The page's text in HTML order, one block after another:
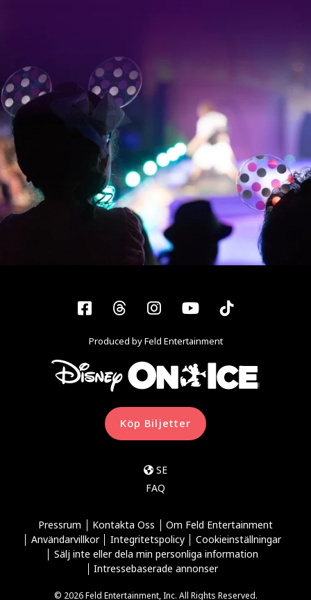
Facebook
ThreadsInstagram
YouTubeTiktok
Produced by Feld Entertainment
Köp Biljetter
SE
FAQ
Pressrum Kontakta Oss
Om Feld Entertainment
Användarvillkor
Integritetspolicy
Cookieinställningar
Sälj inte eller dela min personliga information
Intressebaserade annonser
© 2026 Feld Entertainment, Inc. All Rights Reserved.